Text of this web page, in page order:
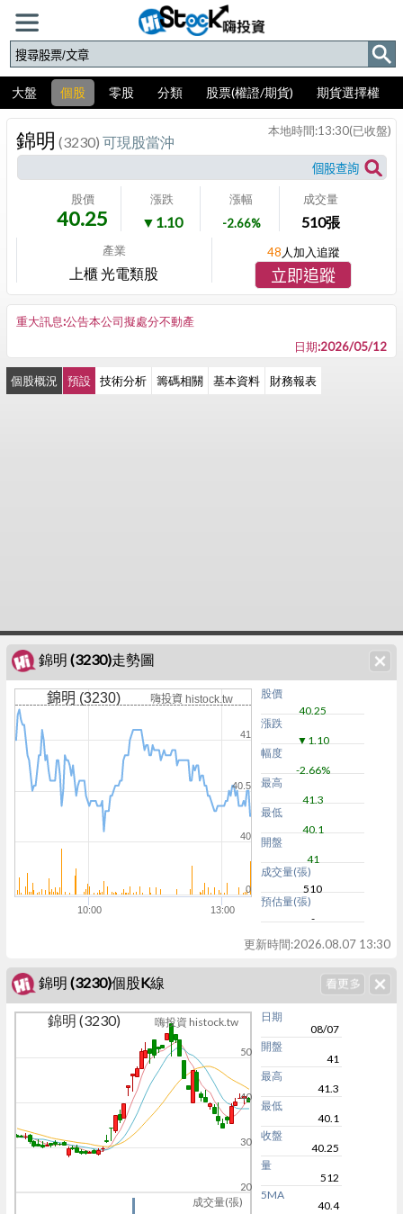
大盤 個股 零股 分類 股票(權證/期貨) 期貨選擇權
錦明 (3230) 可現股當沖
股價
40.25
漲跌
▼1.10
漲幅
-2.66%
成交量
510張
產業
上櫃 光電類股
本地時間:13:30(已收盤)
48 人加入追蹤
立即追蹤
重大訊息:公告本公司擬處分不動產
日期:2026/05/12
個股概況 預設 技術分析 籌碼相關 基本資料 財務報表
錦明 (3230)走勢圖
錦明 (3230) 嗨投資 histock.tw
10:00 13:00
40
40.5
41
0
股價
40.25
漲跌
▼1.10
幅度
-2.66%
最高
41.3
最低
40.1
開盤
41
成交量(張)
510
預估量(張)
-
更新時間:2026.08.07 13:30
錦明 (3230)個股K線
成交量(張)
錦明 (3230) 嗨投資 histock.tw
20
30
40
50
日期
08/07
開盤
41
最高
41.3
最低
40.1
收盤
40.25
量
512
5MA
40.4